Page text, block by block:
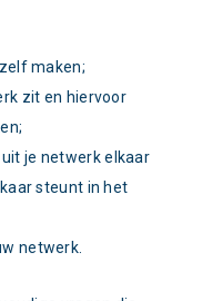
maken;
zit en hiervoor
uit je netwerk elkaar
steunt in het
netwerk.